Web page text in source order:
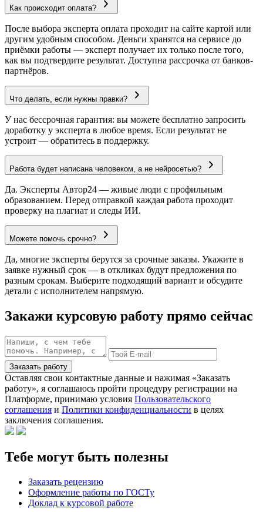
Как происходит оплата?
После выбора эксперта оплата проходит на сайте картой или
другим удобным способом. Деньги хранятся на сервисе до
приёмки работы — эксперт получает их только после того,
как вы подтвердите результат. Доступна рассрочка от банков-
партнёров.
Что делать, если нужны правки?
У нас бессрочная гарантия: вы можете бесплатно запросить
доработку у эксперта в любое время. Если результат не
устроит — обратитесь в поддержку.
Работа будет написана человеком, а не нейросетью?
Да. Эксперты Автор24 — живые люди с профильным
образованием. Перед отправкой каждая работа проходит
проверку на плагиат и следы ИИ.
Можете помочь срочно?
Да, многие эксперты берутся за срочные заказы. Укажите в
заявке нужный срок — в откликах будут предложения по
разным срокам. Выберите подходящий вариант и обсудите
детали с исполнителем напрямую.
Закажи курсовую работу прямо сейчас
Заказать работу
Оставляя свои контактные данные и нажимая «Заказать
работу», я соглашаюсь пройти процедуру регистрации на
Платформе, принимаю условия Пользовательского
соглашения и Политики конфиденциальности в целях
заключения соглашения.
Тебе могут быть полезны
Заказать рецензию
Оформление работы по ГОСТу
Доклад к курсовой работе